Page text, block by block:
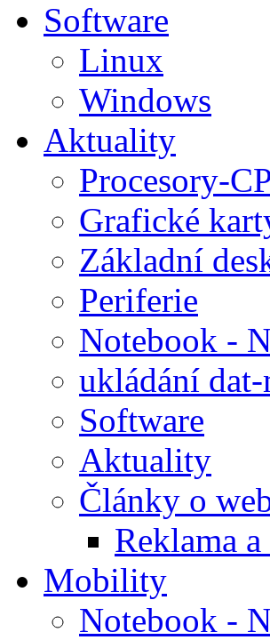
Software
Linux
Windows
Aktuality
Procesory-
Grafické
Základní
Periferie
Notebook -
ukládání dat-
Software
Aktuality
Články o
Reklama a
Mobility
Notebook -